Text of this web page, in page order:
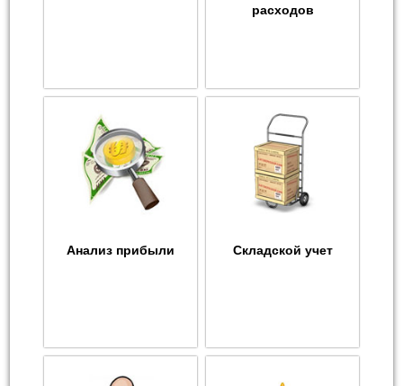
расходов
Анализ прибыли Складской учет